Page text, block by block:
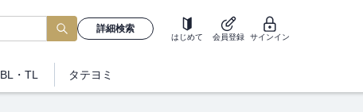
詳細検索
はじめて 会員登録 サインイン
BL・TL タテヨミ